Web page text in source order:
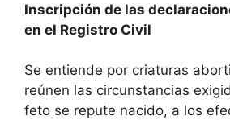
Inscripción de las
en el Registro Civil
Se entiende por criaturas
reúnen las circunstancias
feto se repute nacido, a los